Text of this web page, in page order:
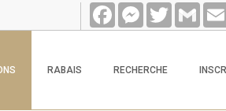
FacebookMessenger
Twitter
RABAIS RECHERCHE